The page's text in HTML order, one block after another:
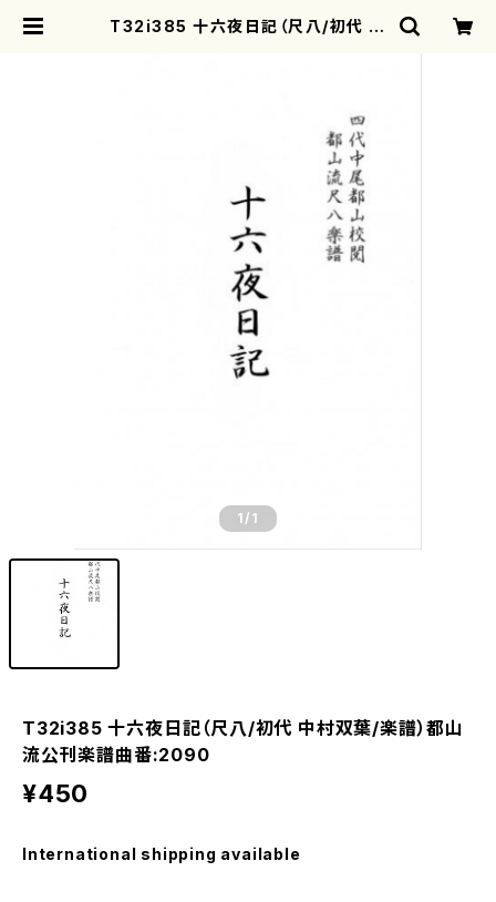
T32i385 十六夜日記（尺八/初代 中
1 /1
T32i385 十六夜日記（尺八/初代 中村双葉/楽譜）都山
流公刊楽譜曲番:2090
¥450
International shipping available